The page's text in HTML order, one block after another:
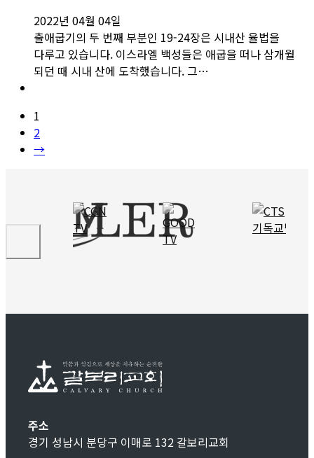
2022년 04월 04일
출애굽기의 두 번째 부분인 19-24장은 시내산 율법을
다루고 있습니다. 이스라엘 백성들은 애굽을 떠나 삼개월
되던 때 시내 산에 도착했습니다. 그…
1
2
→
주소
경기 성남시 분당구 이매로 132 갈보리교회